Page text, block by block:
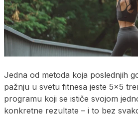
Jedna od metoda koja poslednjih
pažnju u svetu fitnesa jeste 5×5
programu koji se ističe svojom
konkretne rezultate – i to bez